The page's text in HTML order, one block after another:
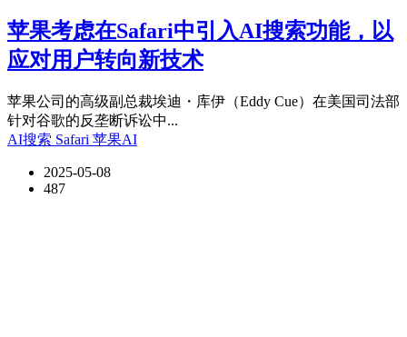
​苹果考虑在Safari中引入AI搜索功能，以
应对用户转向新技术
苹果公司的高级副总裁埃迪・库伊（Eddy Cue）在美国司法部
针对谷歌的反垄断诉讼中...
AI搜索 Safari 苹果AI
2025-05-08
487